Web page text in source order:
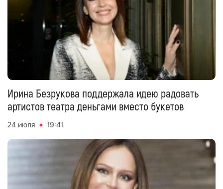
Ирина Безрукова поддержала идею радовать
артистов театра деньгами вместо букетов
24 июля 19:41